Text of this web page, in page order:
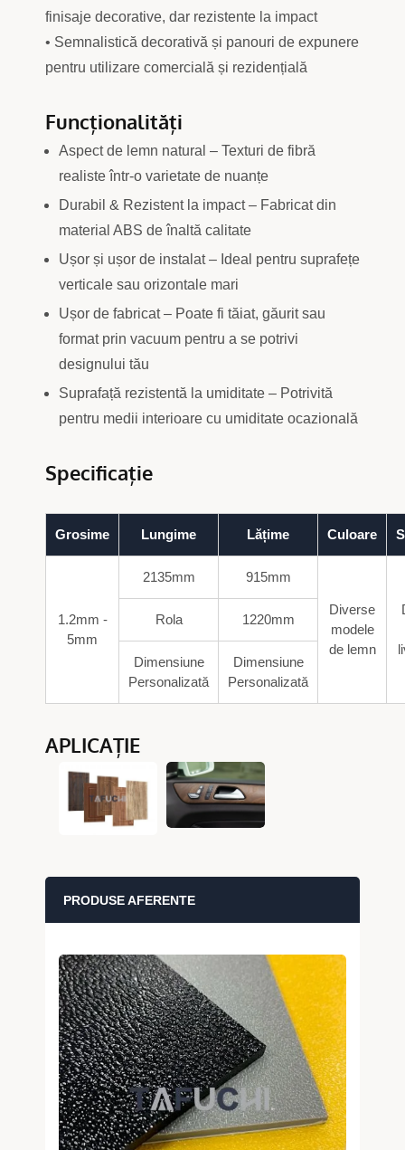
finisaje decorative, dar rezistente la impact
• Semnalistică decorativă și panouri de expunere
pentru utilizare comercială și rezidențială
Funcționalități
Aspect de lemn natural – Texturi de fibră
realiste într-o varietate de nuanțe
Durabil & Rezistent la impact – Fabricat din
material ABS de înaltă calitate
Ușor și ușor de instalat – Ideal pentru suprafețe
verticale sau orizontale mari
Ușor de fabricat – Poate fi tăiat, găurit sau
format prin vacuum pentru a se potrivi
designului tău
Suprafață rezistentă la umiditate – Potrivită
pentru medii interioare cu umiditate ocazională
Specificație
Grosime Lungime Lățime Culoare
1.2mm -
5mm
2135mm 915mm
Diverse
modele
de lemn
Rola 1220mm
Dimensiune
Personalizată
Dimensiune
Personalizată
APLICAȚIE
PRODUSE AFERENTE